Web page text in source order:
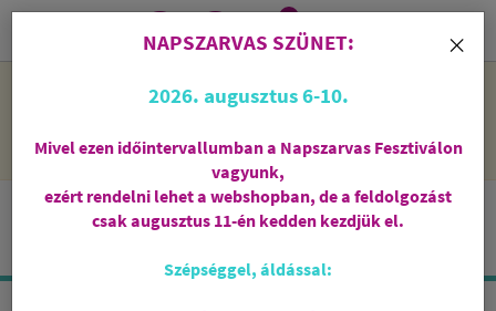
NAPSZARVAS SZÜNET: 2026. augusztus 6-10 - rendelni lehet
feldolgozni őket.
i
0
×
NAPSZARVAS SZÜNET:
2026. augusztus 6-10.
Mivel ezen időintervallumban a Napszarvas Fesztiválon
vagyunk,
ezért rendelni lehet a webshopban, de a feldolgozást
csak augusztus 11-én kedden kezdjük el.
Szépséggel, áldással: